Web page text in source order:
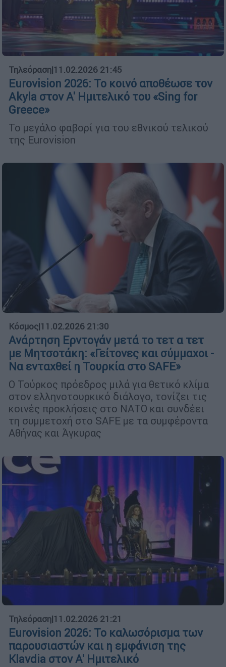
Τηλεόραση|11.02.2026 21:45
Eurovision 2026: Το κοινό αποθέωσε τον
Akyla στον Α' Ημιτελικό του «Sing for
Greece»
Το μεγάλο φαβορί για του εθνικού τελικού
της Eurovision
Κόσμος|11.02.2026 21:30
Ανάρτηση Ερντογάν μετά το τετ α τετ
με Μητσοτάκη: «Γείτονες και σύμμαχοι -
Να ενταχθεί η Τουρκία στο SAFE»
Ο Τούρκος πρόεδρος μιλά για θετικό κλίμα
στον ελληνοτουρκικό διάλογο, τονίζει τις
κοινές προκλήσεις στο ΝΑΤΟ και συνδέει
τη συμμετοχή στο SAFE με τα συμφέροντα
Αθήνας και Άγκυρας
Τηλεόραση|11.02.2026 21:21
Eurovision 2026: Το καλωσόρισμα των
παρουσιαστών και η εμφάνιση της
Klavdia στον Α' Ημιτελικό